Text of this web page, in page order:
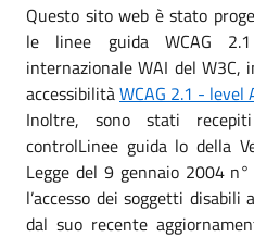
Questo sito web è stato
le linee guida WCAG
internazionale WAI del
accessibilitàWCAG 2.1 - level
Inoltre, sono stati
controlLinee guida lo della
Legge del 9 gennaio 2004
l’accesso dei soggetti
dal suo recente